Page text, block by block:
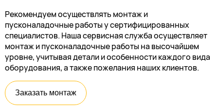
Рекомендуем осуществлять монтаж и
пусконаладочные работы у сертифицированных
специалистов. Наша сервисная служба осуществляет
монтаж и пусконаладочные работы на высочайшем
уровне, учитывая детали и особенности каждого вида
оборудования, а также пожелания наших клиентов.
Заказать монтаж